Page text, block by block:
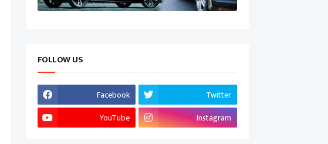
FOLLOW US
Facebook
Twitter
YouTube
Instagram